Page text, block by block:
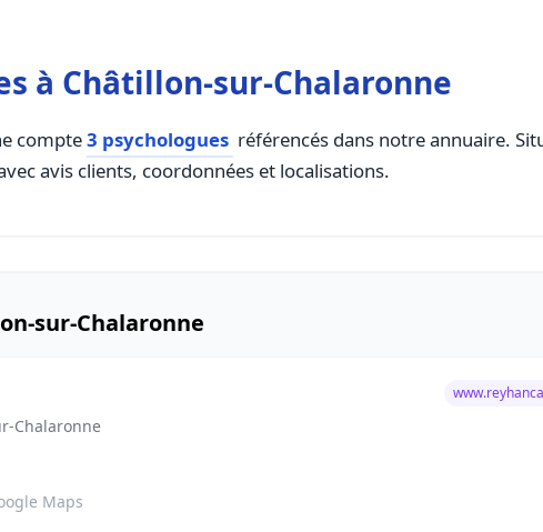
à Châtillon-sur-Chalaronne
compte3 psychologues référencés dans notre annuaire.
avis clients, coordonnées et localisations.
sur-Chalaronne
Chalaronne
Maps